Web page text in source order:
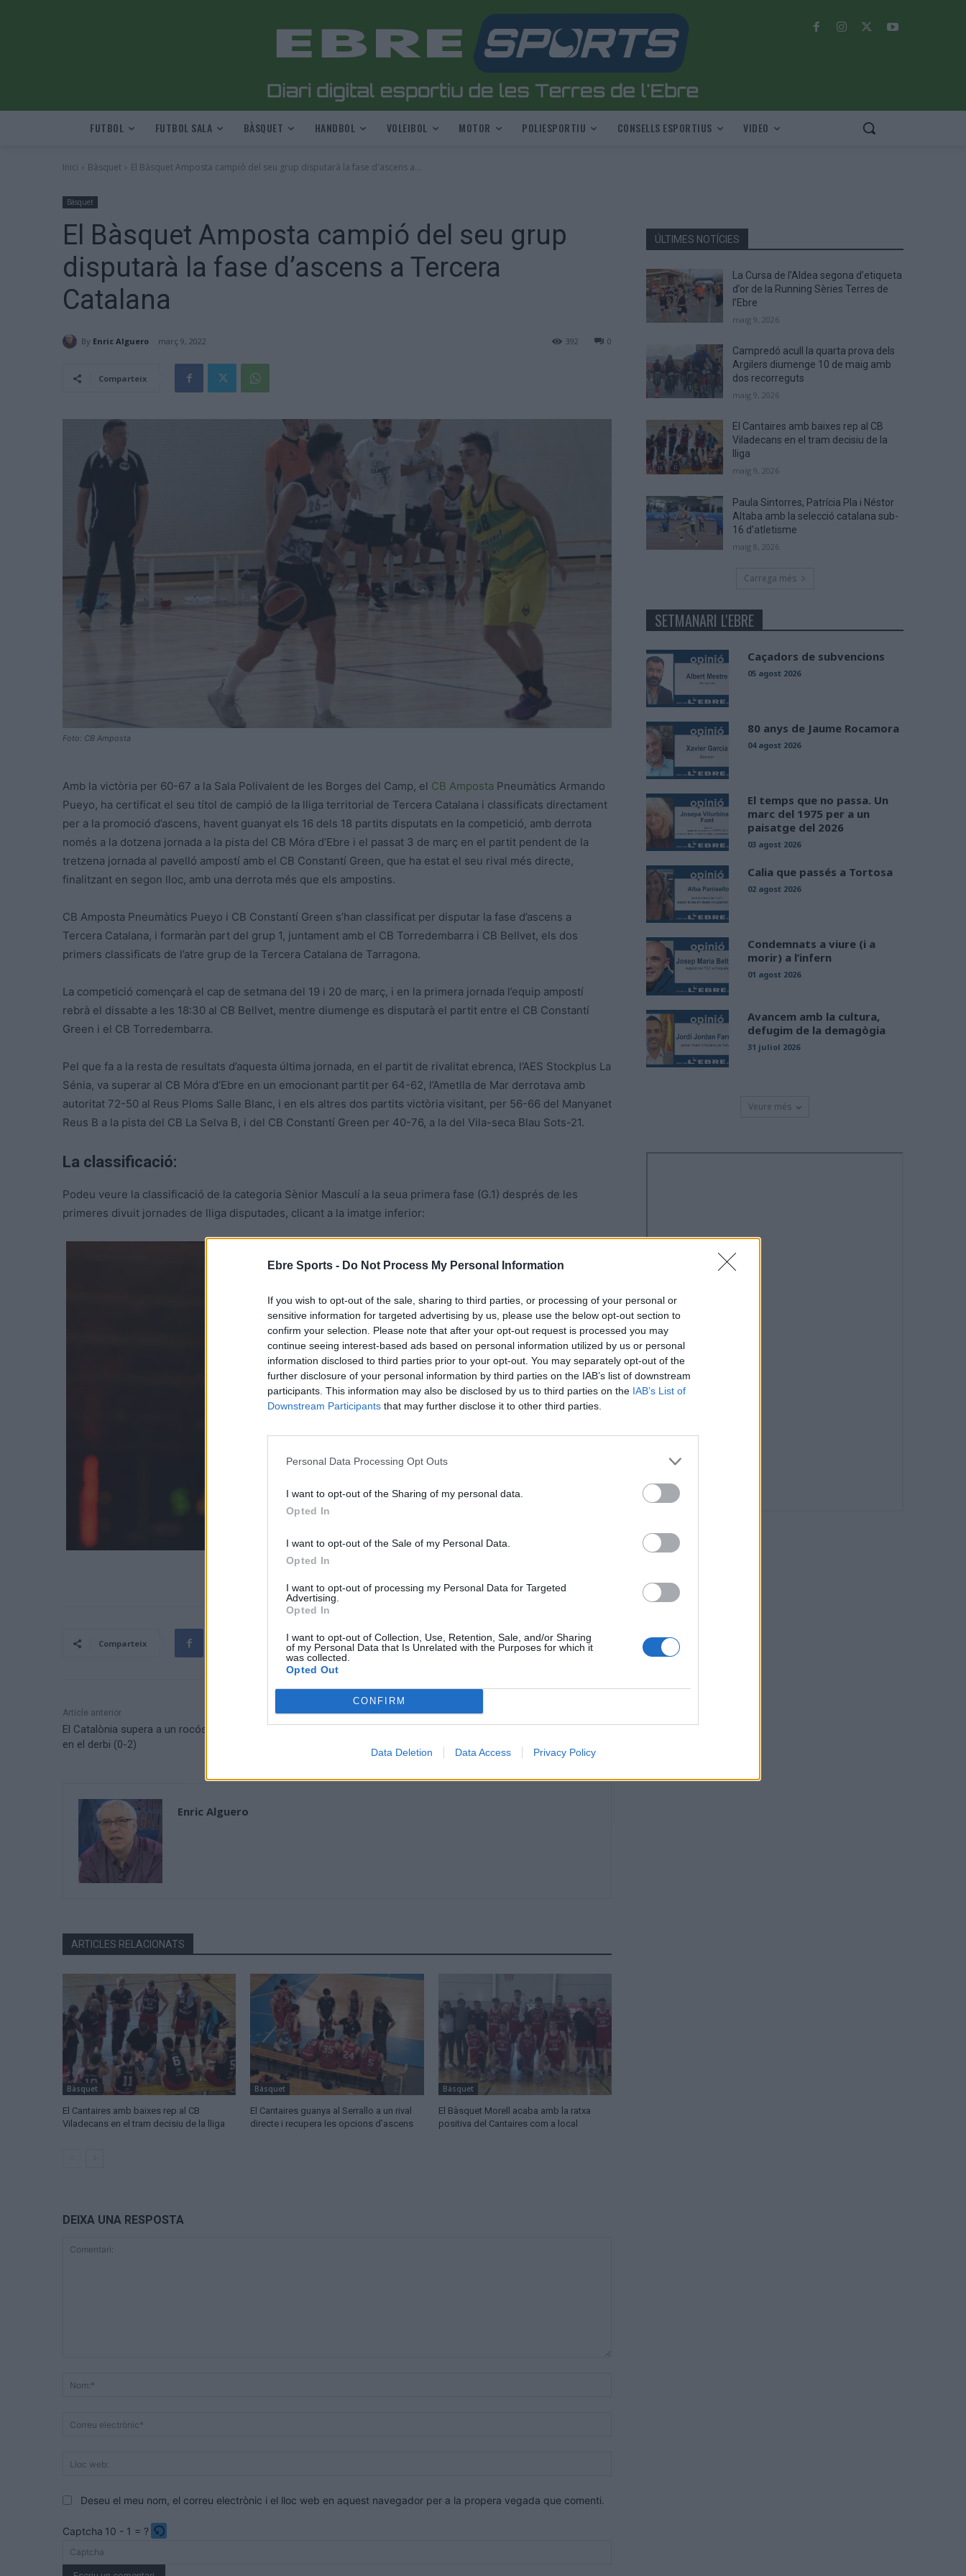
Ebre Sports - Do Not Process My Personal Information
If you wish to opt-out of the sale, sharing to third parties, or processing of your personal or
sensitive information for targeted advertising by us, please use the below opt-out section to
confirm your selection. Please note that after your opt-out request is processed you may
continue seeing interest-based ads based on personal information utilized by us or personal
information disclosed to third parties prior to your opt-out. You may separately opt-out of the
further disclosure of your personal information by third parties on the IAB’s list of downstream
participants. This information may also be disclosed by us to third parties on the IAB’s List of
Downstream Participants that may further disclose it to other third parties.
Personal Data Processing Opt Outs
I want to opt-out of the Sharing of my personal data.
Opted In
I want to opt-out of the Sale of my Personal Data.
Opted In
I want to opt-out of processing my Personal Data for Targeted
Advertising.
Opted In
I want to opt-out of Collection, Use, Retention, Sale, and/or Sharing
of my Personal Data that Is Unrelated with the Purposes for which it
was collected.
Opted Out
CONFIRM
Data Deletion Data Access Privacy Policy
FUTBOL FUTBOL SALA BÀSQUET HANDBOL VOLEIBOL MOTOR POLIESPORTIU CONSELLS ESPORTIUS VIDEO
Inici Bàsquet El Bàsquet Amposta campió del seu grup disputarà la fase d'ascens a...
Bàsquet
El Bàsquet Amposta campió del seu grup
disputarà la fase d’ascens a Tercera
Catalana
By Enric Alguero març 9, 2022 0
392
Comparteix
Foto: CB Amposta
Amb la victòria per 60-67 a la Sala Polivalent de les Borges del Camp, el CB Amposta Pneumàtics Armando
Pueyo, ha certificat el seu títol de campió de la lliga territorial de Tercera Catalana i classificats directament
per a la promoció d’ascens, havent guanyat els 16 dels 18 partits disputats en la competició, amb derrota
només a la dotzena jornada a la pista del CB Móra d’Ebre i el passat 3 de març en el partit pendent de la
tretzena jornada al pavelló ampostí amb el CB Constantí Green, que ha estat el seu rival més directe,
finalitzant en segon lloc, amb una derrota més que els ampostins.
CB Amposta Pneumàtics Pueyo i CB Constantí Green s’han classificat per disputar la fase d’ascens a
Tercera Catalana, i formaràn part del grup 1, juntament amb el CB Torredembarra i CB Bellvet, els dos
primers classificats de l’atre grup de la Tercera Catalana de Tarragona.
La competició començarà el cap de setmana del 19 i 20 de març, i en la primera jornada l’equip ampostí
rebrà el dissabte a les 18:30 al CB Bellvet, mentre diumenge es disputarà el partit entre el CB Constantí
Green i el CB Torredembarra.
Pel que fa a la resta de resultats d’aquesta última jornada, en el partit de rivalitat ebrenca, l’AES Stockplus La
Sénia, va superar al CB Móra d’Ebre en un emocionant partit per 64-62, l’Ametlla de Mar derrotava amb
autoritat 72-50 al Reus Ploms Salle Blanc, i en els altres dos partits victòria visitant, per 56-66 del Manyanet
Reus B a la pista del CB La Selva B, i del CB Constantí Green per 40-76, a la del Vila-seca Blau Sots-21.
La classificació:
Podeu veure la classificació de la categoria Sènior Masculí a la seua primera fase (G.1) després de les
primeres divuit jornades de lliga disputades, clicant a la imatge inferior:
Comparteix
Article anterior
El Catalònia supera a un rocós Santa Bàrbara i ja pensa
en el derbi (0-2)
Agònica remuntada del Camarles en els darrers cinc
Enric Alguero
ARTICLES RELACIONATS
Bàsquet
El Cantaires amb baixes rep al CB
Viladecans en el tram decisiu de la lliga
Bàsquet
El Cantaires guanya al Serrallo a un rival
directe i recupera les opcions d’ascens
Bàsquet
El Bàsquet Morell acaba amb la ratxa
positiva del Cantaires com a local
DEIXA UNA RESPOSTA
Deseu el meu nom, el correu electrònic i el lloc web en aquest navegador per a la propera vegada que comenti.
Captcha 10 - 1 = ?
Please
ÚLTIMES NOTÍCIES
La Cursa de l’Aldea segona d’etiqueta
d’or de la Running Sèries Terres de
l’Ebre
maig 9, 2026
Campredó acull la quarta prova dels
Argilers diumenge 10 de maig amb
dos recorreguts
maig 9, 2026
El Cantaires amb baixes rep al CB
Viladecans en el tram decisiu de la
lliga
maig 9, 2026
Paula Sintorres, Patrícia Pla i Néstor
Altaba amb la selecció catalana sub-
16 d’atletisme
maig 8, 2026
Carrega més
SETMANARI L'EBRE
Caçadors de subvencions
05 agost 2026
80 anys de Jaume Rocamora
04 agost 2026
El temps que no passa. Un
marc del 1975 per a un
paisatge del 2026
03 agost 2026
Calia que passés a Tortosa
02 agost 2026
Condemnats a viure (i a
morir) a l’infern
01 agost 2026
Avancem amb la cultura,
defugim de la demagògia
31 juliol 2026
Veure més